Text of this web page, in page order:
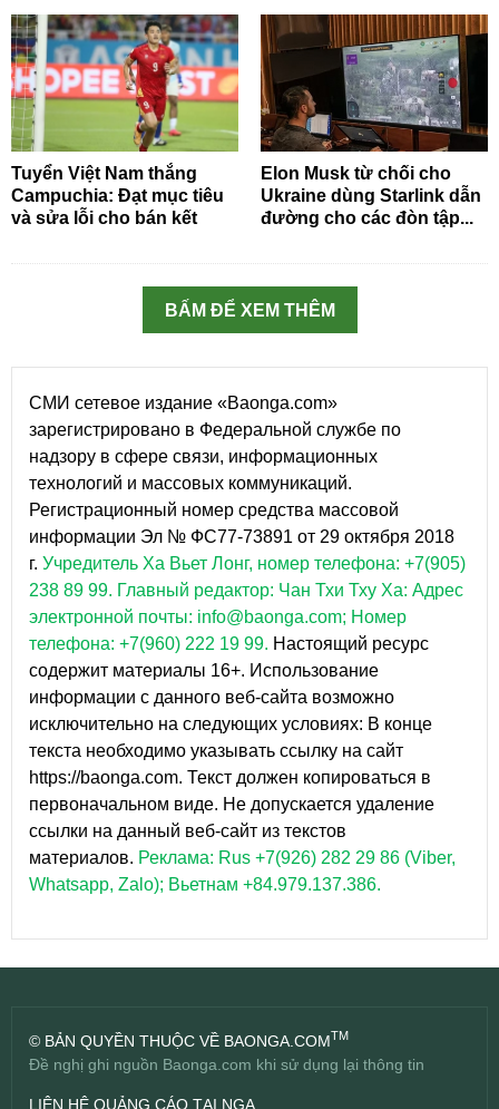
Tuyển Việt Nam thắng
Campuchia: Đạt mục tiêu
và sửa lỗi cho bán kết
Elon Musk từ chối cho
Ukraine dùng Starlink dẫn
đường cho các đòn tập...
BẤM ĐỂ XEM THÊM
СМИ сетевое издание «Baonga.com»
зарегистрировано в Федеральной службе по
надзору в сфере связи, информационных
технологий и массовых коммуникаций.
Регистрационный номер средства массовой
информации Эл № ФС77-73891 от 29 октября 2018
г. Учредитель Ха Вьет Лонг, номер телефона: +7(905)
238 89 99. Главный редактор: Чан Тхи Тху Ха: Адрес
электронной почты: info@baonga.com; Номер
телефона: +7(960) 222 19 99. Настоящий ресурс
содержит материалы 16+. Использование
информации с данного веб-сайта возможно
исключительно на следующих условиях: В конце
текста необходимо указывать ссылку на сайт
https://baonga.com. Текст должен копироваться в
первоначальном виде. Не допускается удаление
ссылки на данный веб-сайт из текстов
материалов. Реклама: Rus +7(926) 282 29 86 (Viber,
Whatsapp, Zalo); Вьетнам +84.979.137.386.
© BẢN QUYỀN THUỘC VỀ BAONGA.COMTM
Đề nghị ghi nguồn Baonga.com khi sử dụng lại thông tin
LIÊN HỆ QUẢNG CÁO TẠI NGA